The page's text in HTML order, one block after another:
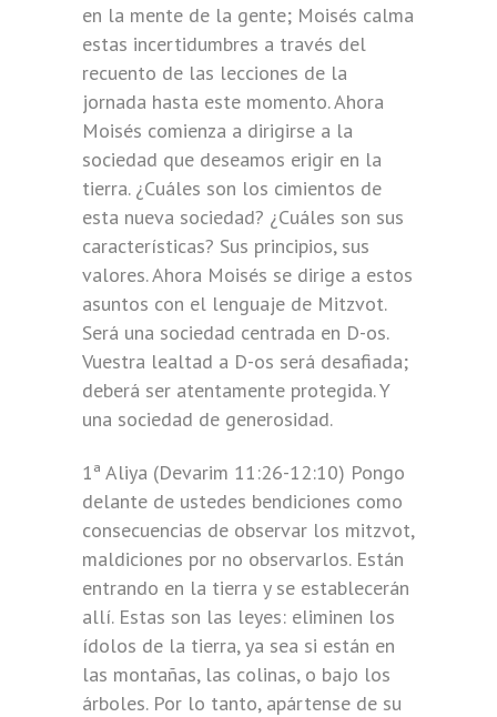
en la mente de la gente; Moisés calma
estas incertidumbres a través del
recuento de las lecciones de la
jornada hasta este momento. Ahora
Moisés comienza a dirigirse a la
sociedad que deseamos erigir en la
tierra. ¿Cuáles son los cimientos de
esta nueva sociedad? ¿Cuáles son sus
características? Sus principios, sus
valores. Ahora Moisés se dirige a estos
asuntos con el lenguaje de Mitzvot.
Será una sociedad centrada en D-os.
Vuestra lealtad a D-os será desafiada;
deberá ser atentamente protegida. Y
una sociedad de generosidad.
1ª Aliya (Devarim 11:26-12:10) Pongo
delante de ustedes bendiciones como
consecuencias de observar los mitzvot,
maldiciones por no observarlos. Están
entrando en la tierra y se establecerán
allí. Estas son las leyes: eliminen los
ídolos de la tierra, ya sea si están en
las montañas, las colinas, o bajo los
árboles. Por lo tanto, apártense de su